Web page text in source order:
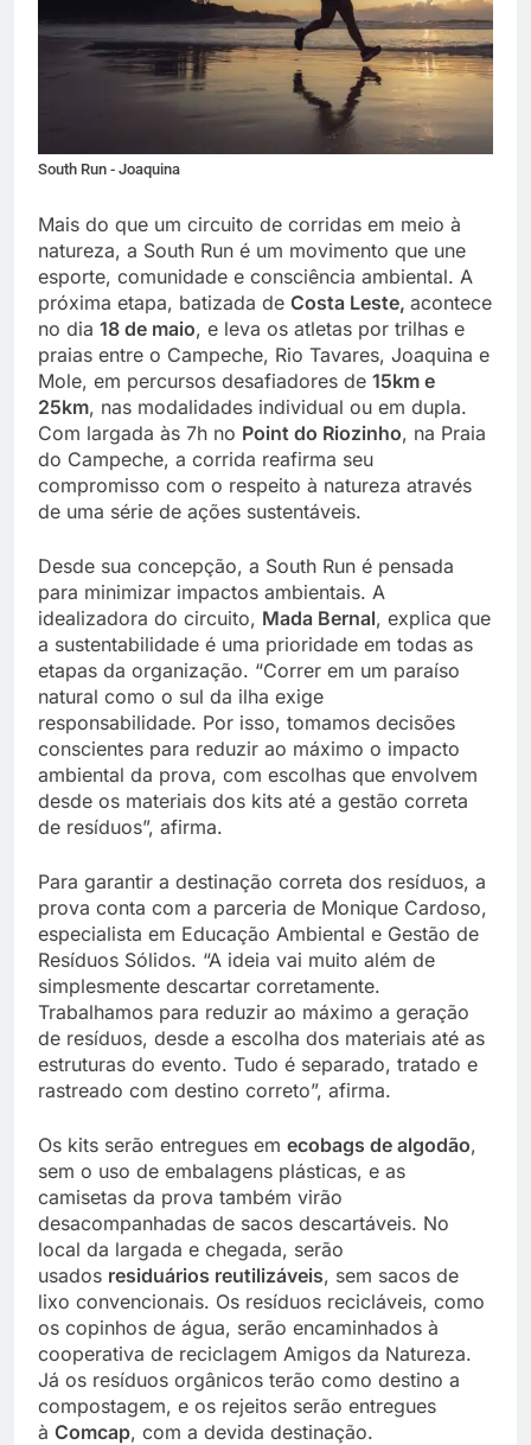
South Run - Joaquina
Mais do que um circuito de corridas em meio à
natureza, a South Run é um movimento que une
esporte, comunidade e consciência ambiental. A
próxima etapa, batizada de Costa Leste, acontece
no dia 18 de maio, e leva os atletas por trilhas e
praias entre o Campeche, Rio Tavares, Joaquina e
Mole, em percursos desafiadores de 15km e
25km, nas modalidades individual ou em dupla.
Com largada às 7h no Point do Riozinho, na Praia
do Campeche, a corrida reafirma seu
compromisso com o respeito à natureza através
de uma série de ações sustentáveis.
Desde sua concepção, a South Run é pensada
para minimizar impactos ambientais. A
idealizadora do circuito, Mada Bernal, explica que
a sustentabilidade é uma prioridade em todas as
etapas da organização. “Correr em um paraíso
natural como o sul da ilha exige
responsabilidade. Por isso, tomamos decisões
conscientes para reduzir ao máximo o impacto
ambiental da prova, com escolhas que envolvem
desde os materiais dos kits até a gestão correta
de resíduos”, afirma.
Para garantir a destinação correta dos resíduos, a
prova conta com a parceria de Monique Cardoso,
especialista em Educação Ambiental e Gestão de
Resíduos Sólidos. “A ideia vai muito além de
simplesmente descartar corretamente.
Trabalhamos para reduzir ao máximo a geração
de resíduos, desde a escolha dos materiais até as
estruturas do evento. Tudo é separado, tratado e
rastreado com destino correto”, afirma.
Os kits serão entregues em ecobags de algodão,
sem o uso de embalagens plásticas, e as
camisetas da prova também virão
desacompanhadas de sacos descartáveis. No
local da largada e chegada, serão
usados residuários reutilizáveis, sem sacos de
lixo convencionais. Os resíduos recicláveis, como
os copinhos de água, serão encaminhados à
cooperativa de reciclagem Amigos da Natureza.
Já os resíduos orgânicos terão como destino a
compostagem, e os rejeitos serão entregues
à Comcap, com a devida destinação.